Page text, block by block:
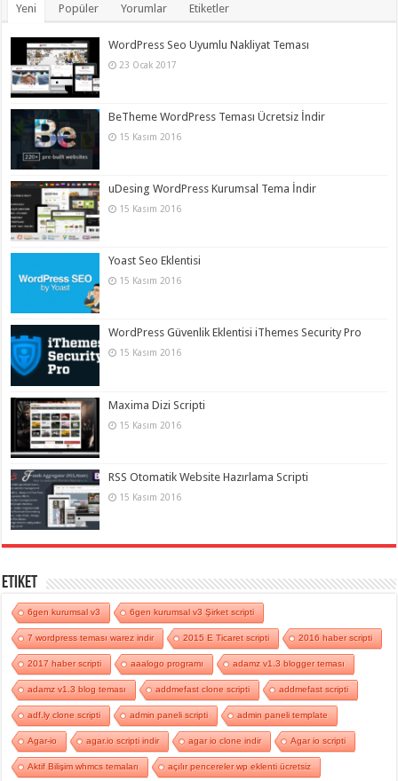
Yeni Popüler Yorumlar Etiketler
WordPress Seo Uyumlu Nakliyat Teması
23 Ocak 2017
BeTheme WordPress Teması Ücretsiz İndir
15 Kasım 2016
uDesing WordPress Kurumsal Tema İndir
15 Kasım 2016
Yoast Seo Eklentisi
15 Kasım 2016
WordPress Güvenlik Eklentisi iThemes Security Pro
15 Kasım 2016
Maxima Dizi Scripti
15 Kasım 2016
RSS Otomatik Website Hazırlama Scripti
15 Kasım 2016
Etiket
6gen kurumsal v3 6gen kurumsal v3 Şirket scripti
7 wordpress teması warez indir 2015 E Ticaret scripti 2016 haber scripti
2017 haber scripti aaalogo programı adamz v1.3 blogger teması
adamz v1.3 blog teması addmefast clone scripti addmefast scripti
adf.ly clone scripti admin paneli scripti admin paneli template
Agar-io agar.io scripti indir agar io clone indir Agar io scripti
Aktif Bilişim whmcs temaları açılır pencereler wp eklenti ücretsiz